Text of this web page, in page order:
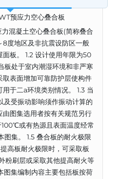
预应力空心叠合板
力混凝土空心叠合板(简称叠合
度地区及非抗震设防区一般
板。 1.2 设计使用年限为50
板处于室内潮湿环境和非严寒
表面增加可靠防护层使构件
于二a环境类别情况。 1.3 当
及受振动影响须作振动计算的
图集选用者按有关规范另行
或有热源且表面温度经常
集。 1.5 叠合板的耐火极限
高板耐火极限时，可采取板
粉刷层或采取其他提高耐火等
图集编制内容主要包括板按荷